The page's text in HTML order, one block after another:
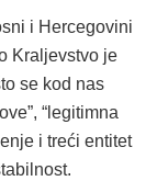
i Hercegovini
Kraljevstvo je
se kod nas
“legitimna
i treći entitet